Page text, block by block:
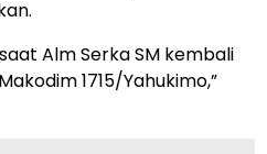
Alm Serka SM kembali
1715/Yahukimo,”